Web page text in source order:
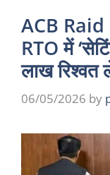
ACB Raid
RTO में
लाख
06/05/2026 by